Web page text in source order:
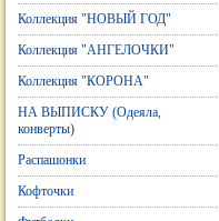
Коллекция "НОВЫЙ ГОД"
Коллекция "АНГЕЛОЧКИ"
Коллекция "КОРОНА"
НА ВЫПИСКУ (Одеяла,
конверты)
Распашонки
Кофточки